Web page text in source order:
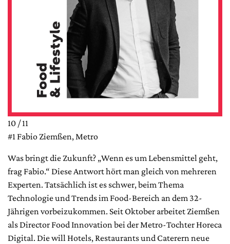
10 / 11
#1 Fabio Ziemßen, Metro
Was bringt die Zukunft? „Wenn es um Lebensmittel geht,
frag Fabio.“ Diese Antwort hört man gleich von mehreren
Experten. Tatsächlich ist es schwer, beim Thema
Technologie und Trends im Food-Bereich an dem 32-
Jährigen vorbeizukommen. Seit Oktober arbeitet Ziemßen
als Director Food Innovation bei der Metro-Tochter Horeca
Digital. Die will Hotels, Restaurants und Caterern neue